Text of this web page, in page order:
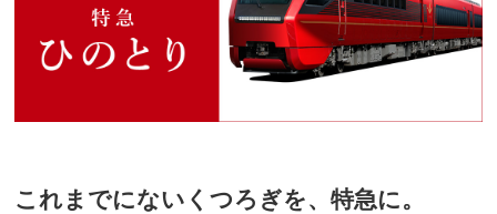
これまでにないくつろぎを、特急に。